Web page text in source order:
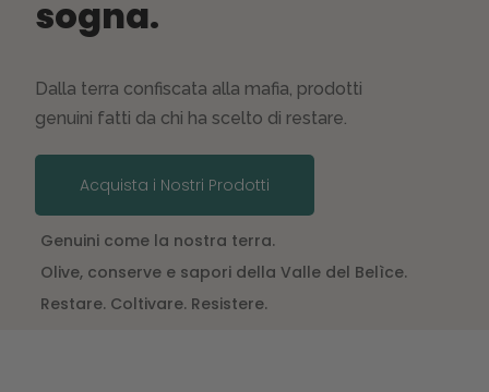
sogna.
Dalla terra confiscata alla mafia, prodotti
genuini fatti da chi ha scelto di restare.
Acquista i Nostri Prodotti
Genuini come la nostra terra.
Olive, conserve e sapori della Valle del Belìce.
Restare. Coltivare. Resistere.